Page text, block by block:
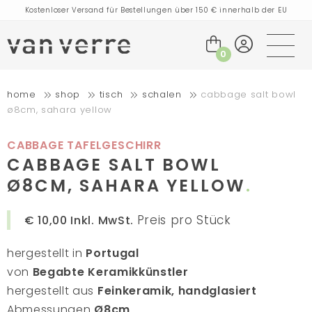
Kostenloser Versand für Bestellungen über 150 € innerhalb der EU
Besuchen Sie unseren Flagship-Store in Amsterdam!
Kostenloser Versand für Bestellungen über 75 € innerhalb der BENELUX-
Länder und Deutschland
Kostenloser Versand für Bestellungen über 150 € innerhalb der EU
Werktag versendet
Besuchen Sie unseren Flagship-Store in Amsterdam!
Handgefertigte Produkte voller Geschichten
0
home shop tisch schalen
cabbage salt bowl
ø8cm, sahara yellow
CABBAGE TAFELGESCHIRR
CABBAGE SALT BOWL
Ø8CM, SAHARA YELLOW
€ 10,00 Inkl. MwSt. Preis pro Stück
hergestellt in Portugal
von Begabte Keramikkünstler
hergestellt aus Feinkeramik, handglasiert